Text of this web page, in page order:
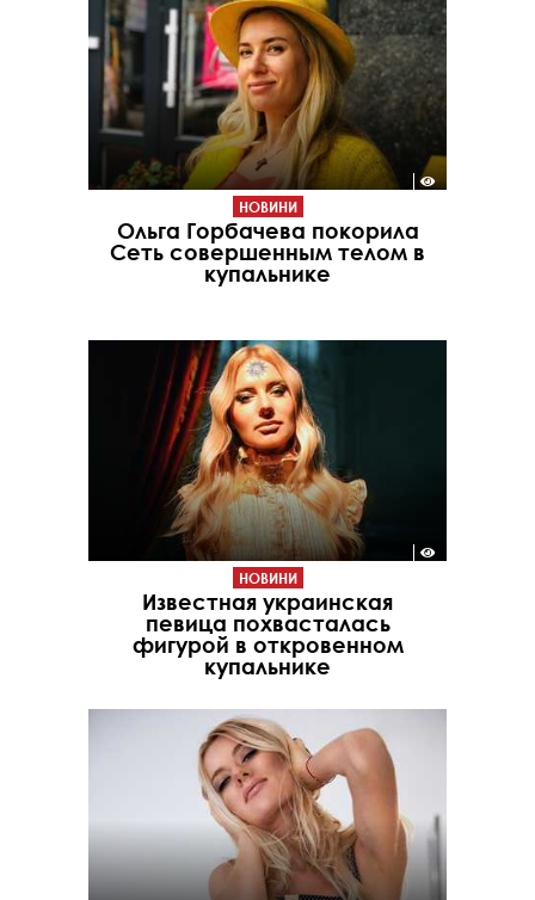
НОВИНИ
Ольга Горбачева покорила
Сеть совершенным телом в
купальнике
НОВИНИ
Известная украинская
певица похвасталась
фигурой в откровенном
купальнике